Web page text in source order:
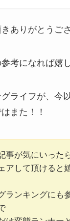
ありがとうご
考になれば嬉
ライフが、今
また！！
事が気にいった
アして頂けると
ランキングにも